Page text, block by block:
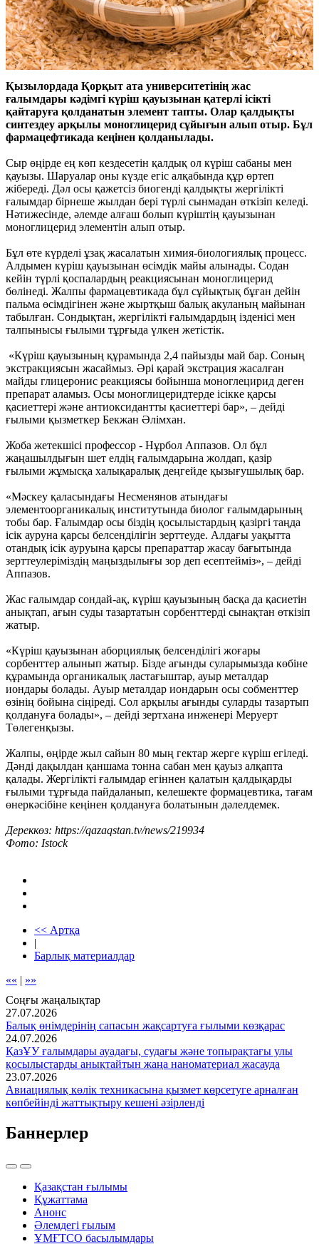
Қызылордада Қорқыт ата университетінің жас
ғалымдары кәдімгі күріш қауызынан қатерлі ісікті
қайтаруға қолданатын элемент тапты. Олар қалдықты
синтездеу арқылы моноглицерид сұйығын алып отыр. Бұл
фармацефтикада кеңінен қолданылады.
Сыр өңірде ең көп кездесетін қалдық ол күріш сабаны мен
қауызы. Шаруалар оны күзде егіс алқабында құр өртеп
жібереді. Дәл осы қажетсіз биогенді қалдықты жергілікті
ғалымдар бірнеше жылдан бері түрлі сынмадан өткізіп келеді.
Нәтижесінде, әлемде алғаш болып күріштің қауызынан
моноглицерид элементін алып отыр.
Бұл өте күрделі ұзақ жасалатын химия-биологиялық процесс.
Алдымен күріш қауызынан өсімдік майы алынады. Содан
кейін түрлі қоспалардың реакциясынан моноглицерид
бөлінеді. Жалпы фармацевтикада бұл сұйықтық бұған дейін
пальма өсімдігінен және жыртқыш балық акуланың майынан
табылған. Сондықтан, жергілікті ғалымдардың ізденісі мен
талпынысы ғылыми тұрғыда үлкен жетістік.
«Күріш қауызының құрамында 2,4 пайызды май бар. Соның
экстракциясын жасаймыз. Әрі қарай экстрация жасалған
майды глицеронис реакциясы бойынша моноглецирид деген
препарат аламыз. Осы моноглицеридтерде ісікке қарсы
қасиеттері және антиоксидантты қасиеттері бар», – дейді
ғылыми қызметкер Бекжан Әлімхан.
Жоба жетекшісі профессор - Нұрбол Аппазов. Ол бұл
жаңашылдығын шет елдің ғалымдарына жолдап, қазір
ғылыми жұмысқа халықаралық деңгейде қызығушылық бар.
«Мәскеу қаласындағы Несменянов атындағы
элементоорганикалық институтында биолог ғалымдарының
тобы бар. Ғалымдар осы біздің қосылыстардың қазіргі таңда
ісік ауруна қарсы белсенділігін зерттеуде. Алдағы уақытта
отандық ісік ауруына қарсы препараттар жасау бағытында
зерттеулеріміздің маңыздылығы зор деп есептейміз», – дейді
Аппазов.
Жас ғалымдар сондай-ақ, күріш қауызының басқа да қасиетін
анықтап, ағын суды тазартатын сорбенттерді сынақтан өткізіп
жатыр.
«Күріш қауызынан аборциялық белсенділігі жоғары
сорбенттер алынып жатыр. Бізде ағынды суларымызда көбіне
құрамында органикалық ластағыштар, ауыр металдар
иондары болады. Ауыр металдар иондарын осы собменттер
өзінің бойына сіңіреді. Сол арқылы ағынды суларды тазартып
қолдануға болады», – дейді зертхана инженері Меруерт
Төлегенқызы.
Жалпы, өңірде жыл сайын 80 мың гектар жерге күріш егіледі.
Дәнді дақылдан қаншама тонна сабан мен қауыз алқапта
қалады. Жергілікті ғалымдар егіннен қалатын қалдықарды
ғылыми тұрғыда пайдаланып, келешекте формацевтика, тағам
өнеркәсібіне кеңінен қолдануға болатынын дәлелдемек.
Дереккөз: https://qazaqstan.tv/news/219934
Фото: Istock
<< Артқа
|
Барлық материалдар
«« | »»
Соңғы жаңалықтар
27.07.2026
Балық өнімдерінің сапасын жақсартуға ғылыми көзқарас
24.07.2026
ҚазҰУ ғалымдары ауадағы, судағы және топырақтағы улы
қосылыстарды анықтайтын жаңа наноматериал жасауда
23.07.2026
Авиациялық көлік техникасына қызмет көрсетуге арналған
көпбейінді жаттықтыру кешені әзірленді
Баннерлер
Қазақстан ғылымы
Құжаттама
Анонс
Әлемдегі ғылым
ҰМҒТСО басылымдары